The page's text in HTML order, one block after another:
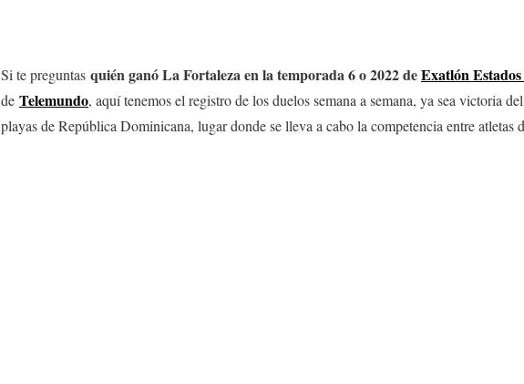
Si te preguntas quién ganó La Fortaleza en la temporada 6 o 2022 deExatlón
de Telemundo, aquí tenemos el registro de los duelos semana a semana, ya sea victoria
playas de República Dominicana, lugar donde se lleva a cabo la competencia entre atletas